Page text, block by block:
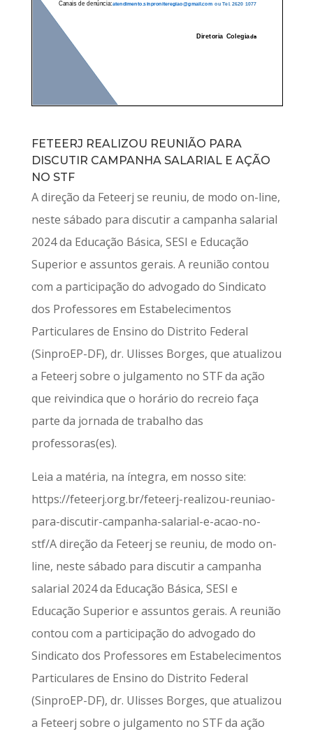
FETEERJ REALIZOU REUNIÃO PARA
DISCUTIR CAMPANHA SALARIAL E AÇÃO
NO STF
A direção da Feteerj se reuniu, de modo on-line,
neste sábado para discutir a campanha salarial
2024 da Educação Básica, SESI e Educação
Superior e assuntos gerais. A reunião contou
com a participação do advogado do Sindicato
dos Professores em Estabelecimentos
Particulares de Ensino do Distrito Federal
(SinproEP-DF), dr. Ulisses Borges, que atualizou
a Feteerj sobre o julgamento no STF da ação
que reivindica que o horário do recreio faça
parte da jornada de trabalho das
professoras(es).
Leia a matéria, na íntegra, em nosso site:
https://feteerj.org.br/feteerj-realizou-reuniao-
para-discutir-campanha-salarial-e-acao-no-
stf/A direção da Feteerj se reuniu, de modo on-
line, neste sábado para discutir a campanha
salarial 2024 da Educação Básica, SESI e
Educação Superior e assuntos gerais. A reunião
contou com a participação do advogado do
Sindicato dos Professores em Estabelecimentos
Particulares de Ensino do Distrito Federal
(SinproEP-DF), dr. Ulisses Borges, que atualizou
a Feteerj sobre o julgamento no STF da ação